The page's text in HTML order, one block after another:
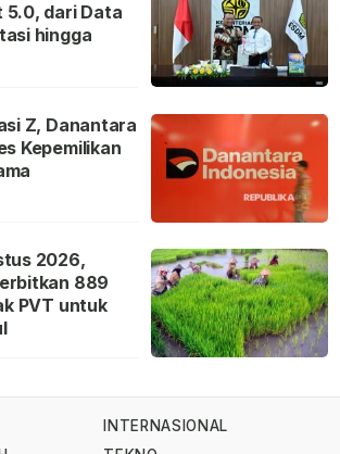
5.0, dari Data
hingga
Z, Danantara
Kepemilikan
2026,
889
PVT untuk
INTERNASIONAL